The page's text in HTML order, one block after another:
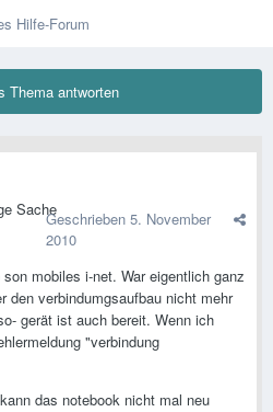
Hilfe-Forum
Thema antworten
SacheGeschrieben 5. November
2010
mobiles i-net. War eigentlich ganz
den verbindumgsaufbau nicht mehr
gerät ist auch bereit. Wenn ich
"verbindung
das notebook nicht mal neu